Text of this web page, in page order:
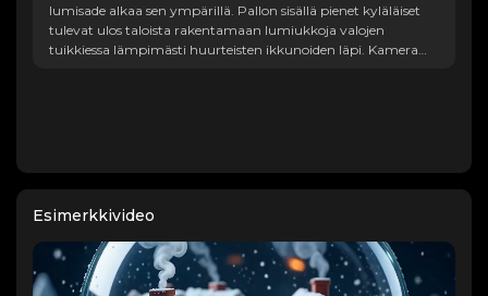
lumisade alkaa sen ympärillä. Pallon sisällä pienet kyläläiset
tulevat ulos taloista rakentamaan lumiukkoja valojen
tuikkiessa lämpimästi huurteisten ikkunoiden läpi. Kamera
Esimerkkivideo